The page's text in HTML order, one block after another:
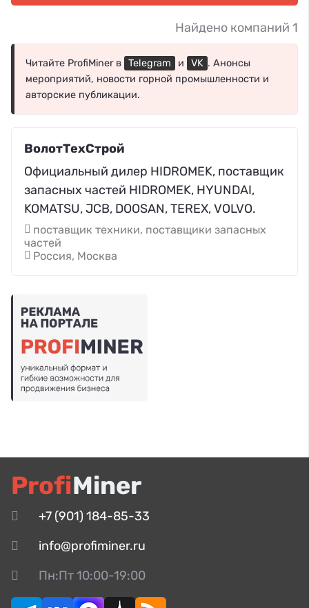
Найдено компаний 1
Читайте ProfiMiner в Telegram и VK . Анонсы
мероприятий, новости горной промышленности и
авторские публикации.
ВолотТехСтрой
Официальный дилер HIDROMEK, поставщик
запасных частей HIDROMEK, HYUNDAI,
KOMATSU, JCB, DOOSAN, TEREX, VOLVO.
поставщик техники, поставщики запасных
частей
Россия, Москва
ProfiMiner
+7 (901) 184-85-33
info@profiminer.ru
Пн:Пт 10:00-19:00